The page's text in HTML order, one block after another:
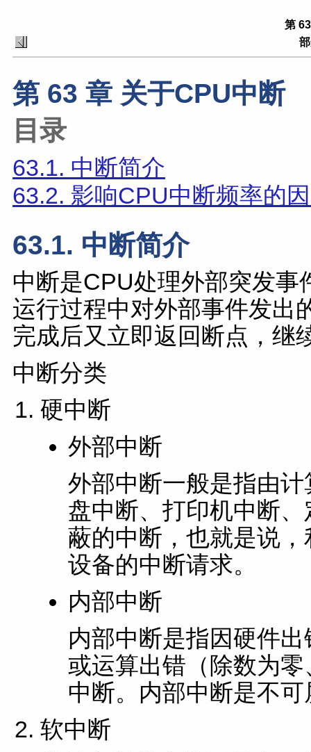
第
第 63 章 关于CPU中断
目录
63.1. 中断简介
63.2. 影响CPU中断频率的
63.1. 中断简介
中断是CPU处理外部突发
运行过程中对外部事件发出
完成后又立即返回断点，继
中断分类
硬中断
外部中断
外部中断一般是指由
盘中断、打印机中断
蔽的中断，也就是说
设备的中断请求。
内部中断
内部中断是指因硬件
或运算出错（除数为
中断。内部中断是不
软中断